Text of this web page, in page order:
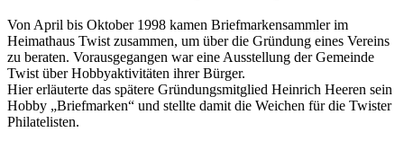
Von April bis Oktober 1998 kamen Briefmarkensammler im
Heimathaus Twist zusammen, um über die Gründung eines Vereins
zu beraten. Vorausgegangen war eine Ausstellung der Gemeinde
Twist über Hobbyaktivitäten ihrer Bürger.
Hier erläuterte das spätere Gründungsmitglied Heinrich Heeren sein
Hobby „Briefmarken“ und stellte damit die Weichen für die Twister
Philatelisten.